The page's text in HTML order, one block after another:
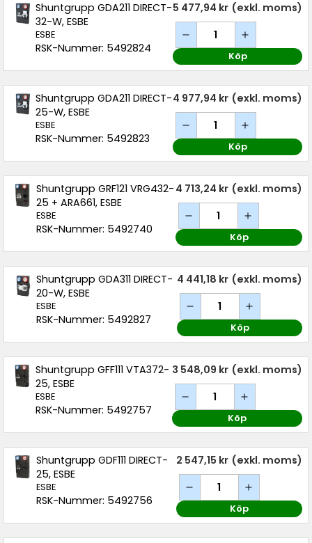
Shuntgrupp GDA211 DIRECT-
32-W, ESBE
ESBE
RSK-Nummer: 5492824
5 477,94 kr (exkl. moms)
Köp
Shuntgrupp GDA211 DIRECT-
25-W, ESBE
ESBE
RSK-Nummer: 5492823
4 977,94 kr (exkl. moms)
Köp
Shuntgrupp GRF121 VRG432-
25 + ARA661, ESBE
ESBE
RSK-Nummer: 5492740
4 713,24 kr (exkl. moms)
Köp
Shuntgrupp GDA311 DIRECT-
20-W, ESBE
ESBE
RSK-Nummer: 5492827
4 441,18 kr (exkl. moms)
Köp
Shuntgrupp GFF111 VTA372-
25, ESBE
ESBE
RSK-Nummer: 5492757
3 548,09 kr (exkl. moms)
Köp
Shuntgrupp GDF111 DIRECT-
25, ESBE
ESBE
RSK-Nummer: 5492756
2 547,15 kr (exkl. moms)
Köp